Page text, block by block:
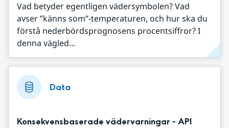
Vad betyder egentligen vädersymbolen? Vad
avser ”känns som”-temperaturen, och hur ska du
förstå nederbördsprognosens procentsiffror? I
denna vägled...
Data
Konsekvensbaserade vädervarningar - API